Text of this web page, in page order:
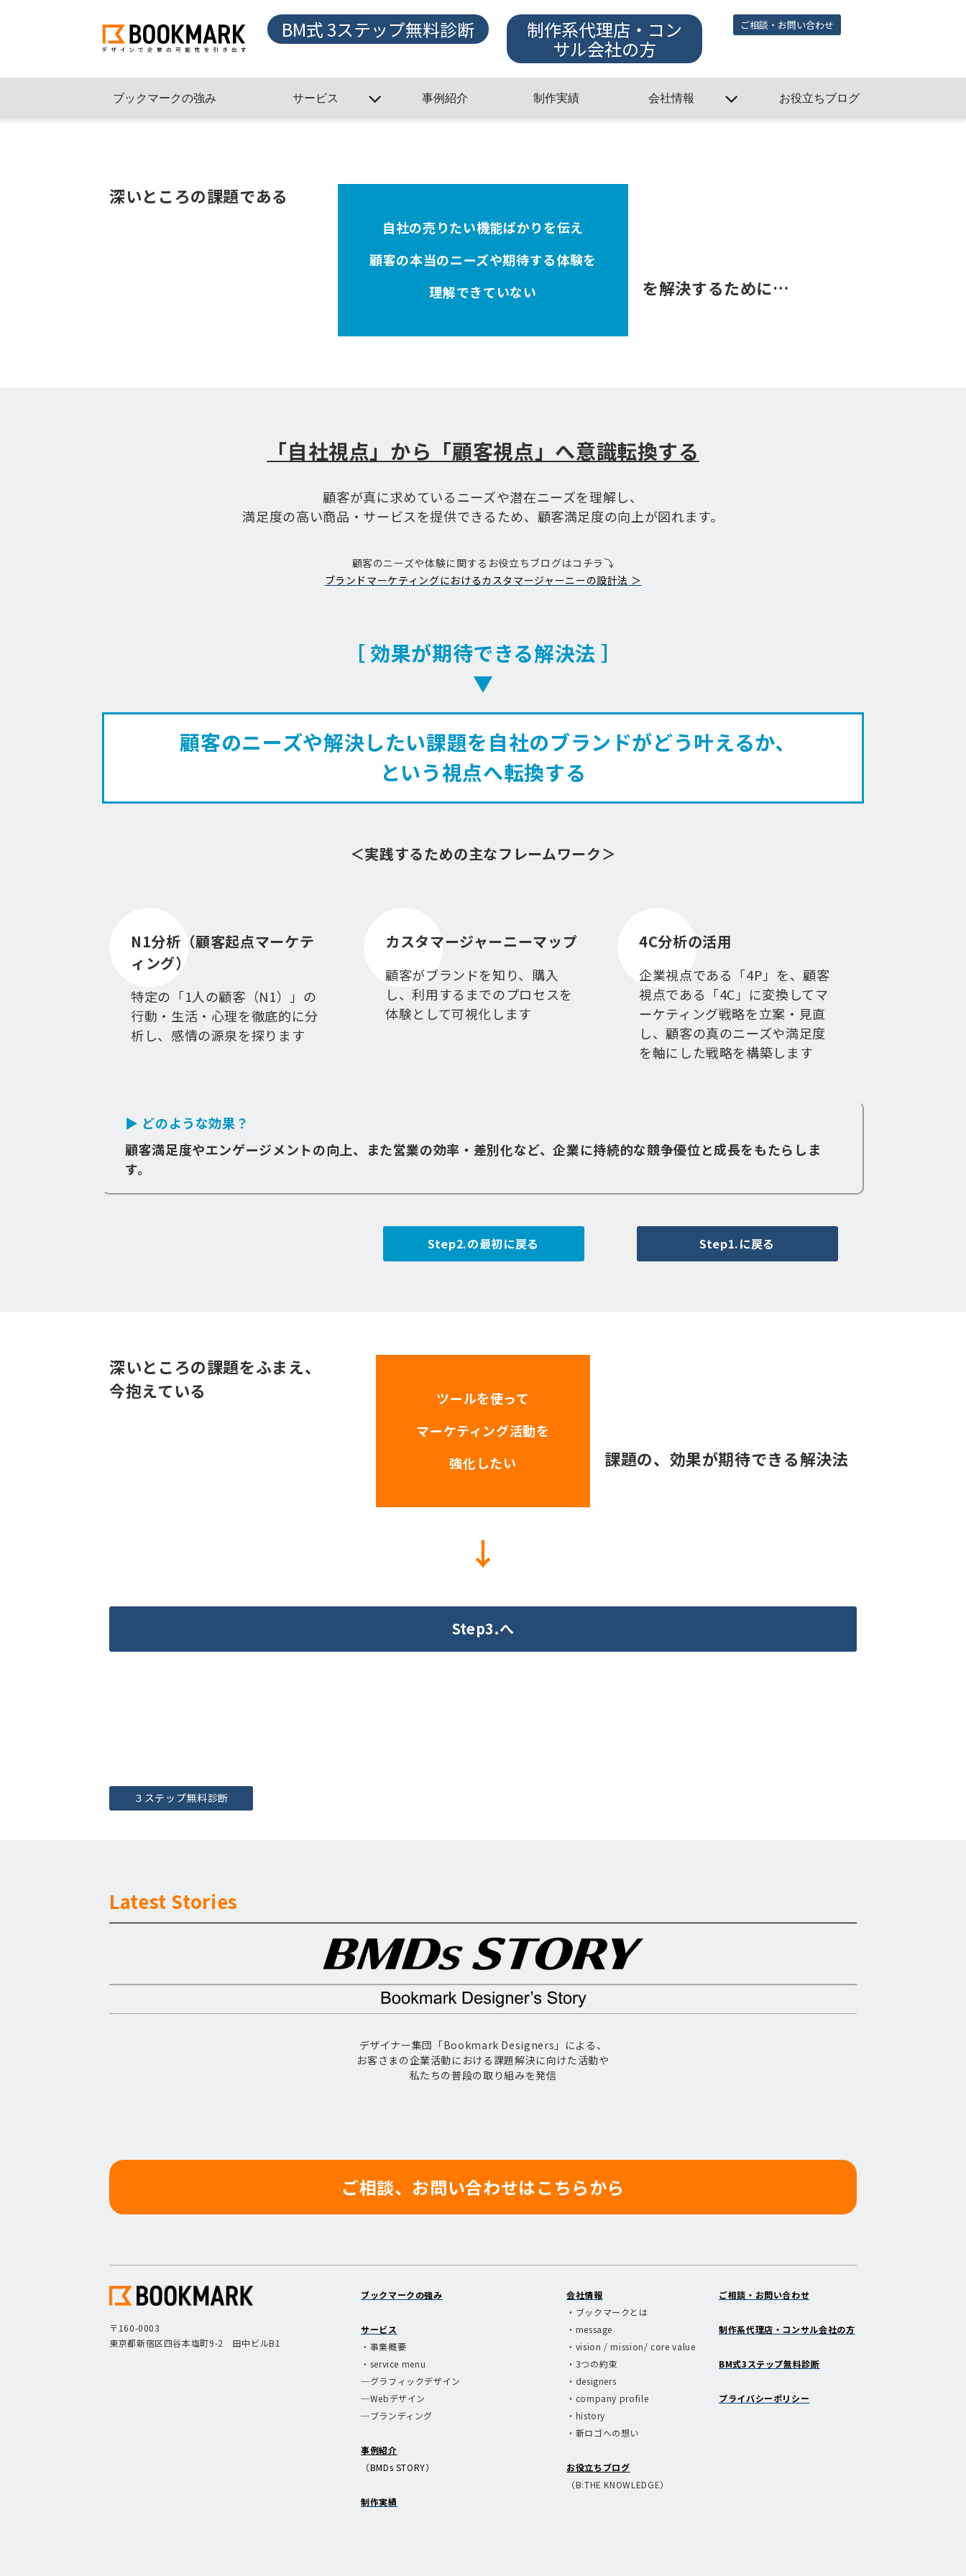
BM式 3ステップ無料診断 制作系代理店・コン
サル会社の方
ご相談・お問い合わせ
ブックマークの強み サービス 事例紹介 制作実績 会社情報 お役立ちブログ
深いところの課題である
自社の売りたい機能ばかりを伝え
顧客の本当のニーズや期待する体験を
理解できていない
を解決するために…
「自社視点」から「顧客視点」へ意識転換する
顧客が真に求めているニーズや潜在ニーズを理解し、
満足度の高い商品・サービスを提供できるため、顧客満足度の向上が図れます。
顧客のニーズや体験に関するお役立ちブログはコチラ⤵
ブランドマーケティングにおけるカスタマージャーニーの設計法 ＞
［ 効果が期待できる解決法 ］
▼
顧客のニーズや解決したい課題を自社のブランドがどう叶えるか､
という視点へ転換する
＜実践するための主なフレームワーク＞
N1分析（顧客起点マーケテ
ィング）
特定の「1人の顧客（N1）」の
行動・生活・心理を徹底的に分
析し、感情の源泉を探ります
カスタマージャーニーマップ
顧客がブランドを知り、購入
し、利用するまでのプロセスを
体験として可視化します
4C分析の活用
企業視点である「4P」を、顧客
視点である「4C」に変換してマ
ーケティング戦略を立案・見直
し、顧客の真のニーズや満足度
を軸にした戦略を構築します
▶ どのような効果？
顧客満足度やエンゲージメントの向上、また営業の効率・差別化など、企業に持続的な競争優位と成長をもたらしま
す。
Step2.の最初に戻る Step1.に戻る
深いところの課題をふまえ、
今抱えている
ツールを使って
マーケティング活動を
強化したい
課題の、効果が期待できる解決法
↓
Step3.へ
３ステップ無料診断
Latest Stories
デザイナー集団「Bookmark Designers」による、
お客さまの企業活動における課題解決に向けた活動や
私たちの普段の取り組みを発信
ご相談、お問い合わせはこちらから
〒160-0003
東京都新宿区四谷本塩町9-2 田中ビルB1
ブックマークの強み
サービス
・事業概要
・service menu
─グラフィックデザイン
─Webデザイン
─ブランディング
事例紹介
（BMDs STORY）
制作実績
会社情報
・ブックマークとは
・message
・vision / mission/ core value
・3つの約束
・designers
・company profile
・history
・新ロゴへの想い
お役立ちブログ
（B:THE KNOWLEDGE）
ご相談・お問い合わせ
制作系代理店・コンサル会社の方
BM式3ステップ無料診断
プライバシーポリシー